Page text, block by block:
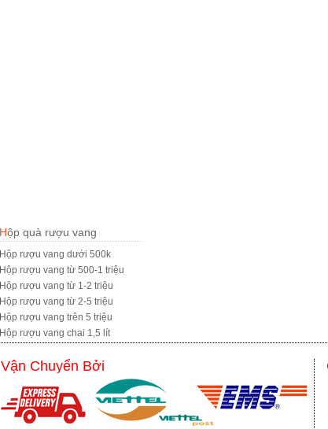
Hộp quà rượu vang
Hộp rượu vang dưới 500k
Hộp rượu vang từ 500-1 triệu
Hộp rượu vang từ 1-2 triệu
Hộp rượu vang từ 2-5 triệu
Hộp rượu vang trên 5 triệu
Hộp rượu vang chai 1,5 lít
Vận Chuyển Bởi